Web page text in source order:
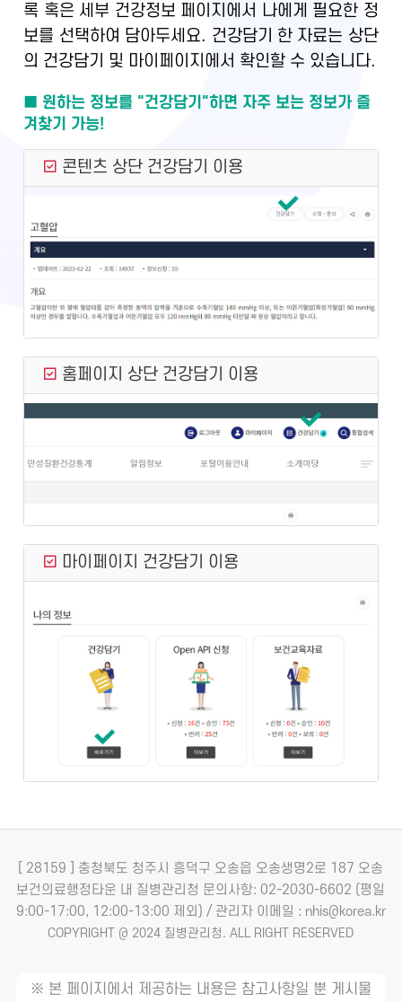
록 혹은 세부 건강정보 페이지에서 나에게 필요한 정
보를 선택하여 담아두세요. 건강담기 한 자료는 상단
의 건강담기 및 마이페이지에서 확인할 수 있습니다.
■ 원하는 정보를 "건강담기"하면 자주 보는 정보가 즐
겨찾기 가능!
콘텐츠 상단 건강담기 이용
홈페이지 상단 건강담기 이용
마이페이지 건강담기 이용
[ 28159 ] 충청북도 청주시 흥덕구 오송읍 오송생명2로 187 오송
보건의료행정타운 내 질병관리청 문의사항: 02-2030-6602 (평일
9:00-17:00, 12:00-13:00 제외) / 관리자 이메일 : nhis@korea.kr
COPYRIGHT @ 2024 질병관리청. ALL RIGHT RESERVED
※ 본 페이지에서 제공하는 내용은 참고사항일 뿐 게시물